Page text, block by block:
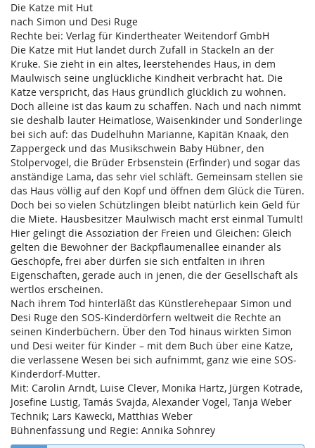
Die Katze mit Hut
nach Simon und Desi Ruge
Rechte bei: Verlag für Kindertheater Weitendorf GmbH
Die Katze mit Hut landet durch Zufall in Stackeln an der
Kruke. Sie zieht in ein altes, leerstehendes Haus, in dem
Maulwisch seine unglückliche Kindheit verbracht hat. Die
Katze verspricht, das Haus gründlich glücklich zu wohnen.
Doch alleine ist das kaum zu schaffen. Nach und nach nimmt
sie deshalb lauter Heimatlose, Waisenkinder und Sonderlinge
bei sich auf: das Dudelhuhn Marianne, Kapitän Knaak, den
Zappergeck und das Musikschwein Baby Hübner, den
Stolpervogel, die Brüder Erbsenstein (Erfinder) und sogar das
anständige Lama, das sehr viel schläft. Gemeinsam stellen sie
das Haus völlig auf den Kopf und öffnen dem Glück die Türen.
Doch bei so vielen Schützlingen bleibt natürlich kein Geld für
die Miete. Hausbesitzer Maulwisch macht erst einmal Tumult!
Hier gelingt die Assoziation der Freien und Gleichen: Gleich
gelten die Bewohner der Backpflaumenallee einander als
Geschöpfe, frei aber dürfen sie sich entfalten in ihren
Eigenschaften, gerade auch in jenen, die der Gesellschaft als
wertlos erscheinen.
Nach ihrem Tod hinterläßt das Künstlerehepaar Simon und
Desi Ruge den SOS-Kinderdörfern weltweit die Rechte an
seinen Kinderbüchern. Über den Tod hinaus wirkten Simon
und Desi weiter für Kinder – mit dem Buch über eine Katze,
die verlassene Wesen bei sich aufnimmt, ganz wie eine SOS-
Kinderdorf-Mutter.
Mit: Carolin Arndt, Luise Clever, Monika Hartz, Jürgen Kotrade,
Josefine Lustig, Tamás Svajda, Alexander Vogel, Tanja Weber
Technik; Lars Kawecki, Matthias Weber
Bühnenfassung und Regie: Annika Sohnrey